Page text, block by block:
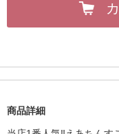
商品詳細